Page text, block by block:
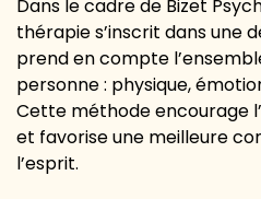
Dans le cadre de Bizet
thérapie s’inscrit dans une
prend en compte
personne : physique,
Cette méthode encourage
et favorise une meilleure
l’esprit.